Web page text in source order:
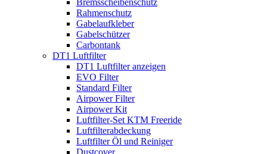
Bremsscheibenschutz
Rahmenschutz
Gabelaufkleber
Gabelschützer
Carbontank
DT1 Luftfilter
DT1 Luftfilter anzeigen
EVO Filter
Standard Filter
Airpower Filter
Airpower Kit
Luftfilter-Set KTM Freeride
Luftfilterabdeckung
Luftfilter Öl und Reiniger
Dustcover